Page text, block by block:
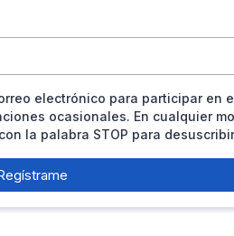
electrónico para participar en
ocasionales. En cualquier
la palabra STOP para